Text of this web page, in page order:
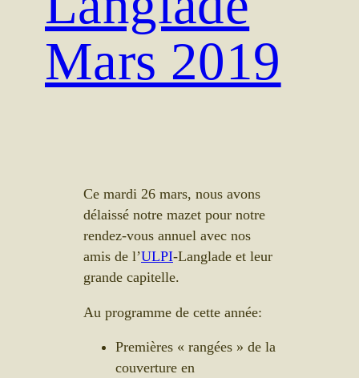
Mars 2019
Ce mardi 26 mars, nous avons
délaissé notre mazet pour notre
rendez-vous annuel avec nos
amis de l’ULPI-Langlade et leur
grande capitelle.
Au programme de cette année:
Premières « rangées » de la
couverture en